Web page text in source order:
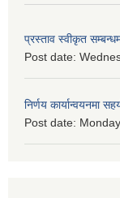
प्रस्ताव स्वीकृत
Post date:
निर्णय कार्यान्वयनमा
Post date: